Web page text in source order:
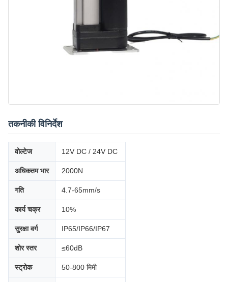
तकनीकी विनिर्देश
वोल्टेज 12V DC / 24V DC
अधिकतम भार 2000N
गति 4.7-65mm/s
कार्य चक्र 10%
सुरक्षा वर्ग IP65/IP66/IP67
शोर स्तर ≤60dB
स्ट्रोक 50-800 मिमी